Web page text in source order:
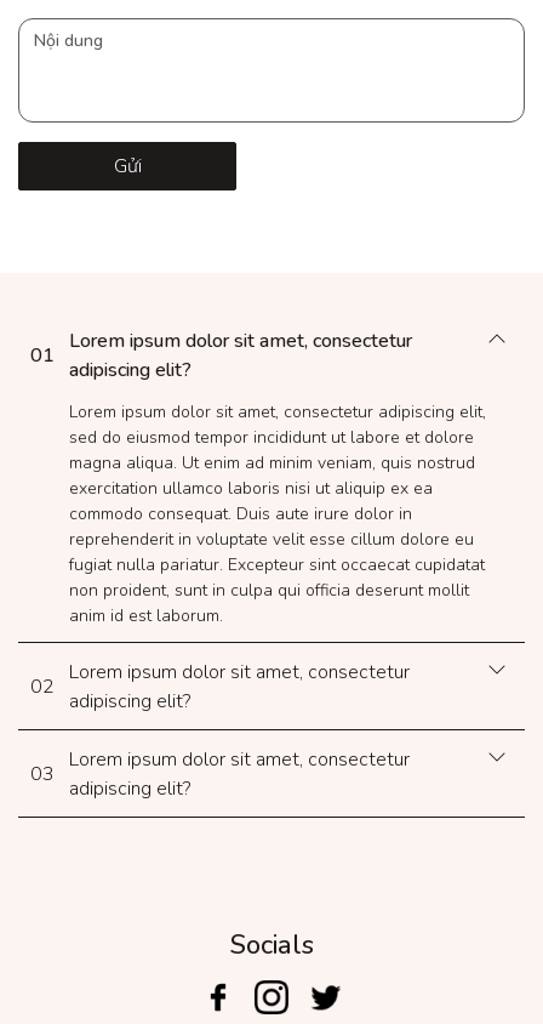
Gửi
01
Lorem ipsum dolor sit amet, consectetur
adipiscing elit?
Lorem ipsum dolor sit amet, consectetur adipiscing elit,
sed do eiusmod tempor incididunt ut labore et dolore
magna aliqua. Ut enim ad minim veniam, quis nostrud
exercitation ullamco laboris nisi ut aliquip ex ea
commodo consequat. Duis aute irure dolor in
reprehenderit in voluptate velit esse cillum dolore eu
fugiat nulla pariatur. Excepteur sint occaecat cupidatat
non proident, sunt in culpa qui officia deserunt mollit
anim id est laborum.
02
Lorem ipsum dolor sit amet, consectetur
adipiscing elit?
03
Lorem ipsum dolor sit amet, consectetur
adipiscing elit?
Socials